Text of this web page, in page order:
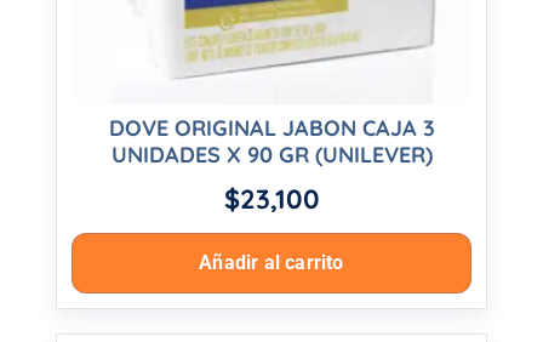
DOVE ORIGINAL JABON CAJA 3
UNIDADES X 90 GR (UNILEVER)
$23,100
Añadir al carrito